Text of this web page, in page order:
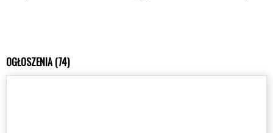
OGŁOSZENIA (74)